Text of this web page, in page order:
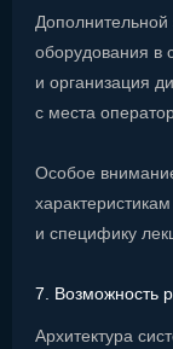
Дополнительной
оборудования в
и организация
с места
Особое
и специфику
7. Возможность
Архитектура